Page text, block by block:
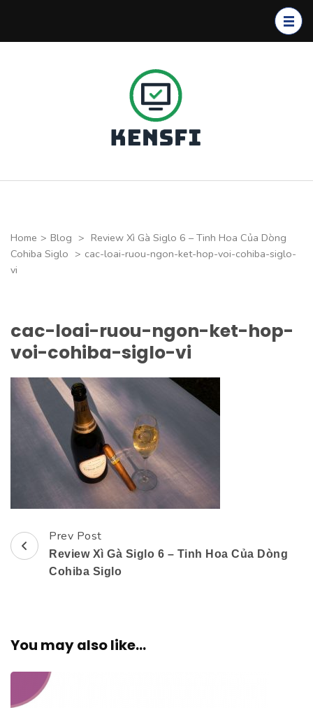
Home > Blog > Review Xì Gà Siglo 6 – Tinh Hoa Của Dòng
Cohiba Siglo > cac-loai-ruou-ngon-ket-hop-voi-cohiba-siglo-
vi
cac-loai-ruou-ngon-ket-hop-
voi-cohiba-siglo-vi
Post
Navigation
Prev Post
Review Xì Gà Siglo 6 – Tinh Hoa Của Dòng
Cohiba Siglo
You may also like...